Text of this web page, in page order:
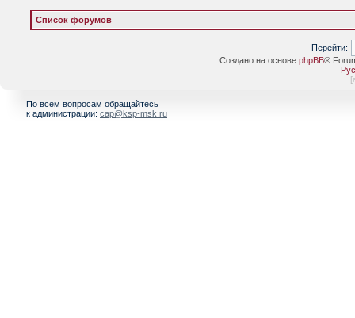
Список форумов
Перейти:
Создано на основе phpBB®
[
По всем вопросам обращайтесь
к администрации: cap@ksp-msk.ru